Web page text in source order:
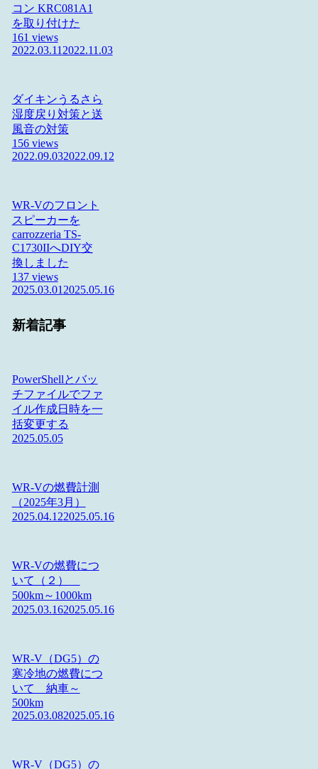
コン KRC081A1
を取り付けた
161 views
2022.03.11 2022.11.03
ダイキンうるさら
湿度戻り対策と送
風音の対策
156 views
2022.09.032022.09.12
WR-Vのフロント
スピーカーを
carrozzeria TS-
C1730IIへDIY交
換しました
137 views
2025.03.01 2025.05.16
新着記事
PowerShellとバッ
チファイルでファ
イル作成日時を一
括変更する
2025.05.05
WR-Vの燃費計測
（2025年3月）
2025.04.122025.05.16
WR-Vの燃費につ
いて（２）
500km～1000km
2025.03.162025.05.16
WR-V（DG5）の
寒冷地の燃費につ
いて 納車～
500km
2025.03.082025.05.16
WR-V（DG5）の